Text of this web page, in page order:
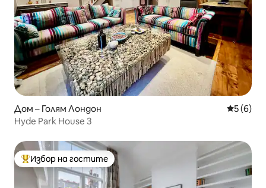
Дом – Голям Лондон Средна
5 (6)
Hyde Park House 3
Най-популярен избор на гостите
Избор на гостите